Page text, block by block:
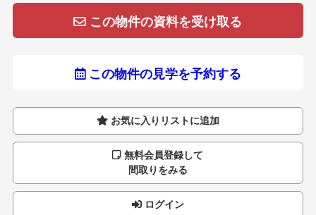
この物件の資料を受け取る
この物件の見学を予約する
お気に入りリストに追加
無料会員登録して
間取りをみる
ログイン